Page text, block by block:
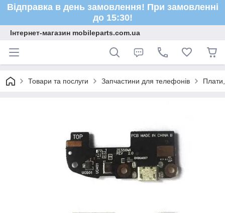
Відправка в день замовлення! При замовленні
до 15:30!
Інтернет-магазин mobileparts.com.ua
Товари та послуги Запчастини для телефонів